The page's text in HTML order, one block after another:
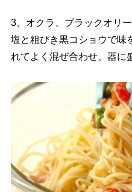
3、オクラ、ブラックオリ
塩と粗びき黒コショウで味
れてよく混ぜ合わせ、器に